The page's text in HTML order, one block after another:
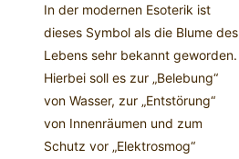
In der modernen Esoterik ist
dieses Symbol als die Blume des
Lebens sehr bekannt geworden.
Hierbei soll es zur „Belebung“
von Wasser, zur „Entstörung“
von Innenräumen und zum
Schutz vor „Elektrosmog“